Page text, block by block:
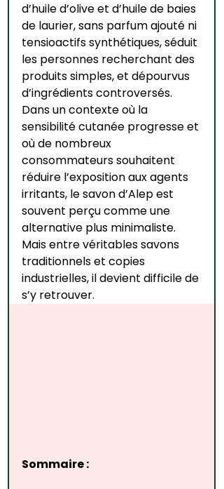
d’huile d’olive et d’huile de baies
de laurier, sans parfum ajouté ni
tensioactifs synthétiques, séduit
les personnes recherchant des
produits simples, et dépourvus
d’ingrédients controversés.
Dans un contexte où la
sensibilité cutanée progresse et
où de nombreux
consommateurs souhaitent
réduire l’exposition aux agents
irritants, le savon d’Alep est
souvent perçu comme une
alternative plus minimaliste.
Mais entre véritables savons
traditionnels et copies
industrielles, il devient difficile de
s’y retrouver.
Sommaire :